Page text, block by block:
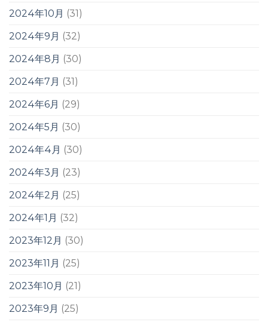
2024年10月 (31)
2024年9月 (32)
2024年8月 (30)
2024年7月 (31)
2024年6月 (29)
2024年5月 (30)
2024年4月 (30)
2024年3月 (23)
2024年2月 (25)
2024年1月 (32)
2023年12月 (30)
2023年11月 (25)
2023年10月 (21)
2023年9月 (25)